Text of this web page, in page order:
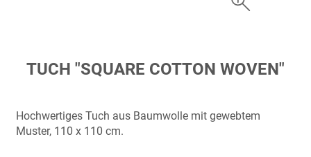
Zum
Anfang
springen
TUCH "SQUARE COTTON WOVEN"
Hochwertiges Tuch aus Baumwolle mit gewebtem
Muster, 110 x 110 cm.